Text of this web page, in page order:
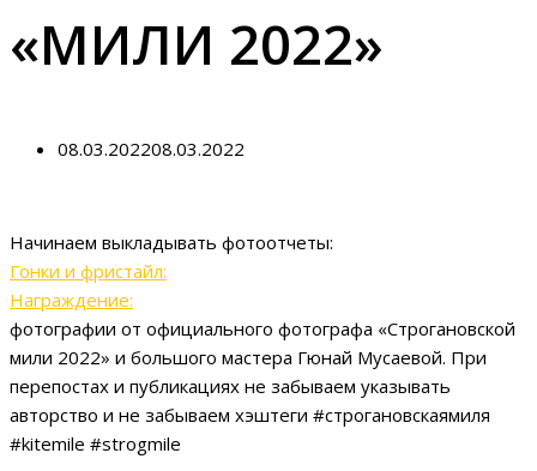
«МИЛИ 2022»
08.03.202208.03.2022
Начинаем выкладывать фотоотчеты:
Гонки и фристайл:
Награждение:
фотографии от официального фотографа «Строгановской
мили 2022» и большого мастера Гюнай Мусаевой. При
перепостах и публикациях не забываем указывать
авторство и не забываем хэштеги #строгановскаямиля
#kitemile #strogmile